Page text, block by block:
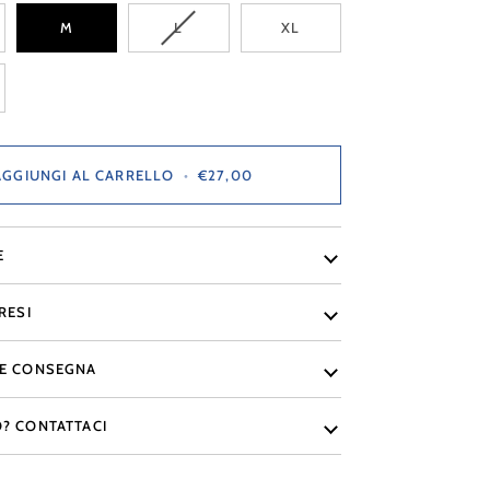
M LVARIANTE
ESAURITA
XL
AL CARRELLO • €27,00
CONSEGNA
CONTATTACI